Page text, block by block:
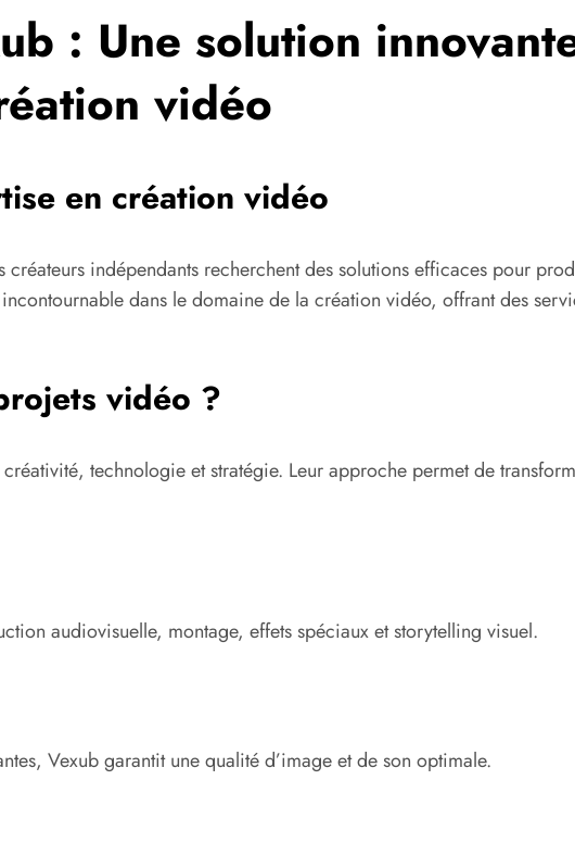
: Une solution
vidéo
en création vidéo
indépendants recherchent des solutions efficaces pour
dans le domaine de la création vidéo, offrant des
vidéo ?
technologie et stratégie. Leur approche permet de
audiovisuelle, montage, effets spéciaux et storytelling visuel.
Vexub garantit une qualité d’image et de son optimale.